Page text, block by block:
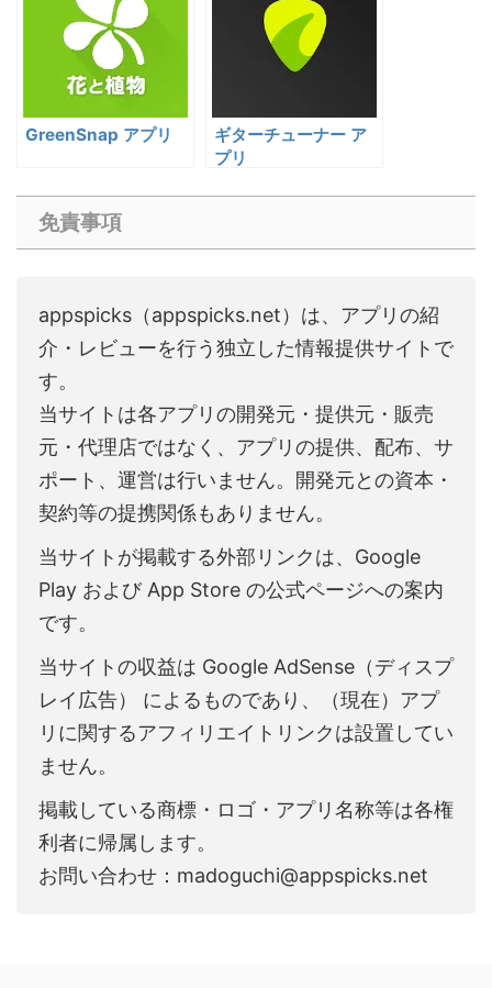
GreenSnap アプリ
ギターチューナー ア
プリ
免責事項
appspicks（appspicks.net）は、アプリの紹
介・レビューを行う独立した情報提供サイトで
す。
当サイトは各アプリの開発元・提供元・販売
元・代理店ではなく、アプリの提供、配布、サ
ポート、運営は行いません。開発元との資本・
契約等の提携関係もありません。
当サイトが掲載する外部リンクは、Google
Play および App Store の公式ページへの案内
です。
当サイトの収益は Google AdSense（ディスプ
レイ広告） によるものであり、（現在）アプ
リに関するアフィリエイトリンクは設置してい
ません。
掲載している商標・ロゴ・アプリ名称等は各権
利者に帰属します。
お問い合わせ：madoguchi@appspicks.net